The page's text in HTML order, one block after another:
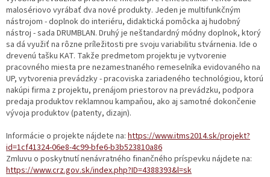
malosériovo vyrábať dva nové produkty. Jeden je multifunkčným
nástrojom - doplnok do interiéru, didaktická pomôcka aj hudobný
nástroj - sada DRUMBLAN. Druhý je neštandardný módny doplnok, ktorý
sa dá využiť na rôzne príležitosti pre svoju variabilitu stvárnenia. Ide o
drevenú tašku KAT. Takže predmetom projektu je vytvorenie
pracovného miesta pre nezamestnaného remeselníka evidovaného na
UP, vytvorenia prevádzky - pracoviska zariadeného technológiou, ktorú
nakúpi firma z projektu, prenájom priestorov na prevádzku, podpora
predaja produktov reklamnou kampaňou, ako aj samotné dokončenie
vývoja produktov (patenty, dizajn).
Informácie o projekte nájdete na: https://www.itms2014.sk/projekt?
id=1cf41324-06e8-4c99-bfe6-b3b523810a86
Zmluvu o poskytnutí nenávratného finančného príspevku nájdete na:
https://www.crz.gov.sk/index.php?ID=4388393&l=sk